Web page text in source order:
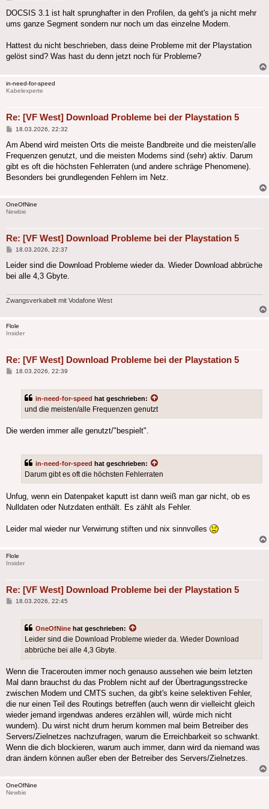
DOCSIS 3.1 ist halt sprunghafter in den Profilen, da geht's ja nicht mehr
ums ganze Segment sondern nur noch um das einzelne Modem.
Hattest du nicht beschrieben, dass deine Probleme mit der Playstation
gelöst sind? Was hast du denn jetzt noch für Probleme?
in-need-for-speed
Kabelexperte
Re: [VF West] Download Probleme bei der Playstation 5
Beitrag
18.03.2026, 22:32
Am Abend wird meisten Orts die meiste Bandbreite und die meisten/alle
Frequenzen genutzt, und die meisten Modems sind (sehr) aktiv. Darum
gibt es oft die höchsten Fehlerraten (und andere schräge Phenomene).
Besonders bei grundlegenden Fehlern im Netz.
OneOfNine
Newbie
Re: [VF West] Download Probleme bei der Playstation 5
Beitrag
18.03.2026, 22:37
Leider sind die Download Probleme wieder da. Wieder Download abbrüche
bei alle 4,3 Gbyte.
Zwangsverkabelt mit Vodafone West
Flole
Insider
Re: [VF West] Download Probleme bei der Playstation 5
Beitrag
18.03.2026, 22:39
in-need-for-speed hat geschrieben:
und die meisten/alle Frequenzen genutzt
Die werden immer alle genutzt/"bespielt".
in-need-for-speed hat geschrieben:
Darum gibt es oft die höchsten Fehlerraten
Unfug, wenn ein Datenpaket kaputt ist dann weiß man gar nicht, ob es
Nulldaten oder Nutzdaten enthält. Es zählt als Fehler.
Leider mal wieder nur Verwirrung stiften und nix sinnvolles
Flole
Insider
Re: [VF West] Download Probleme bei der Playstation 5
Beitrag
18.03.2026, 22:45
OneOfNine hat geschrieben:
Leider sind die Download Probleme wieder da. Wieder Download
abbrüche bei alle 4,3 Gbyte.
Wenn die Tracerouten immer noch genauso aussehen wie beim letzten
Mal dann brauchst du das Problem nicht auf der Übertragungsstrecke
zwischen Modem und CMTS suchen, da gibt's keine selektiven Fehler,
die nur einen Teil des Routings betreffen (auch wenn dir vielleicht gleich
wieder jemand irgendwas anderes erzählen will, würde mich nicht
wundern). Du wirst nicht drum herum kommen mal beim Betreiber des
Servers/Zielnetzes nachzufragen, warum die Erreichbarkeit so schwankt.
Wenn die dich blockieren, warum auch immer, dann wird da niemand was
dran ändern können außer eben der Betreiber des Servers/Zielnetzes.
OneOfNine
Newbie